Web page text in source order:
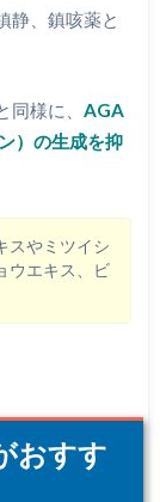
静、鎮咳薬と
様に、 AGA
）の生成を抑
スやミツイシ
ウエキス、ビ
おすす